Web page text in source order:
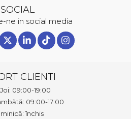
SOCIAL
ne in social media
CLIENTI
09:00-19:00
09:00-17:00
închis